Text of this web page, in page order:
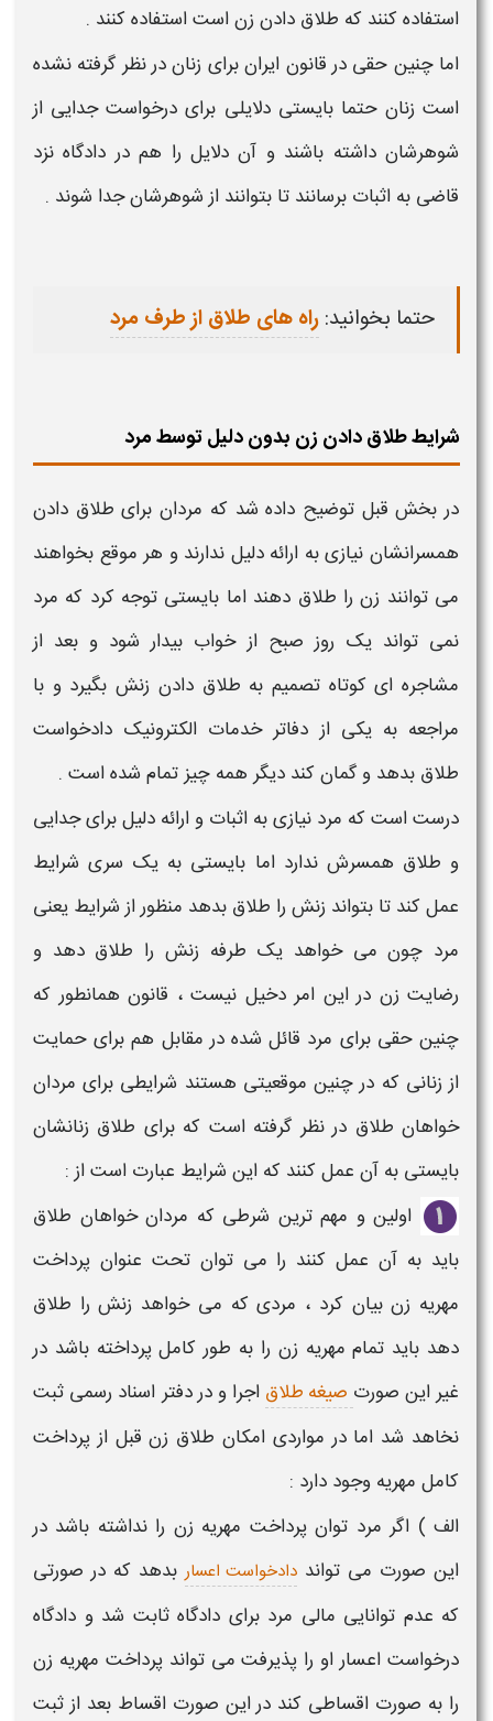
استفاده کنند که طلاق دادن زناست استفاده کنند .
اما چنین حقی در قانون ایران برای زناندر نظر گرفته نشده
است زنان حتما بایستیدلایلی برای درخواست جدایی از
شوهرشان داشته باشند و آن دلایل را هم در دادگاه نزد
قاضی به اثبات برسانند تا بتوانند از شوهرشان جدا شوند .
حتما بخوانید:راه های طلاق از طرف مرد
شرایط طلاق دادن زن بدون دلیل توسط مرد
در بخش قبل توضیح داده شد که مردان برای طلاق دادن
همسرانشان نیازی به ارائهدلیل ندارند و هر موقع بخواهند
می توانند زنرا طلاق دهند اما بایستی توجه کرد که مرد
نمی تواند یک روز صبح از خواب بیدار شود و بعد از
مشاجره ای کوتاه تصمیم به طلاق دادن زنشبگیرد و با
مراجعه به یکی از دفاتر خدمات الکترونیک دادخواست
طلاق بدهد و گمان کند دیگر همه چیز تمام شده است .
درست است که مرد نیازی به اثبات و ارائه دلیلبرای جدایی
و طلاق همسرش ندارد اما بایستی به یک سری شرایط
عمل کند تا بتواند زنش را طلاق بدهد منظور از شرایط یعنی
مرد چون می خواهد یک طرفه زنش را طلاق دهد و
رضایت زن در این امر دخیل نیست ، قانون همانطور که
چنین حقی برای مرد قائل شده در مقابل هم برای حمایت
از زنانی که در چنین موقعیتی هستند شرایطی برای مردان
خواهان طلاق در نظر گرفته است که برای طلاق زنانشان
بایستی به آن عمل کنند که این شرایط عبارت است از :
اولین و مهم ترین شرطی که مردان خواهان طلاق
باید به آن عمل کنند را می توان تحت عنوان پرداخت
مهریه زنبیان کرد ، مردی که می خواهد زنشرا طلاق
دهد باید تمام مهریه زن را به طور کامل پرداخته باشد در
غیر این صورت صیغه طلاق اجرا و در دفتر اسناد رسمی ثبت
نخاهد شد اما در مواردی امکان طلاق زنقبل از پرداخت
کامل مهریه وجود دارد :
الف ) اگر مرد توان پرداخت مهریه زن را نداشته باشد در
این صورت می تواند دادخواست اعساربدهد که در صورتی
که عدم توانایی مالی مرد برای دادگاه ثابت شد و دادگاه
درخواست اعسار او را پذیرفت می تواند پرداخت مهریه زن
را به صورت اقساطی کند در این صورت اقساط بعد از ثبت